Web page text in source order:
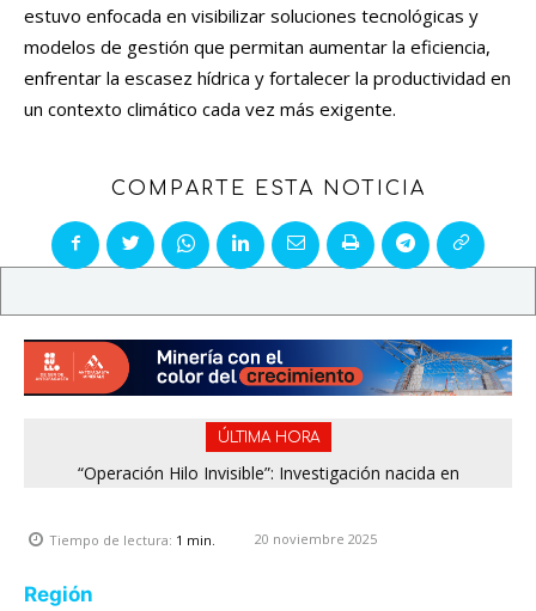
estuvo enfocada en visibilizar soluciones tecnológicas y
modelos de gestión que permitan aumentar la eficiencia,
enfrentar la escasez hídrica y fortalecer la productividad en
un contexto climático cada vez más exigente.
COMPARTE ESTA NOTICIA